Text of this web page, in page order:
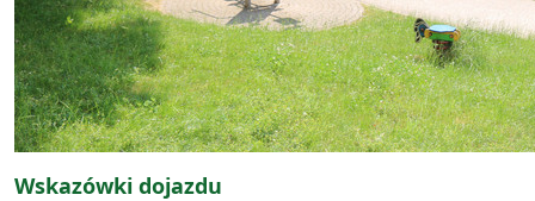
Wskazówki dojazdu